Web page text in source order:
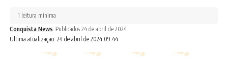
Ultima atualização: 24 de abril de 2024 09:44
Conquista News Publicados 24 de abril de 2024
1 leitura mínima